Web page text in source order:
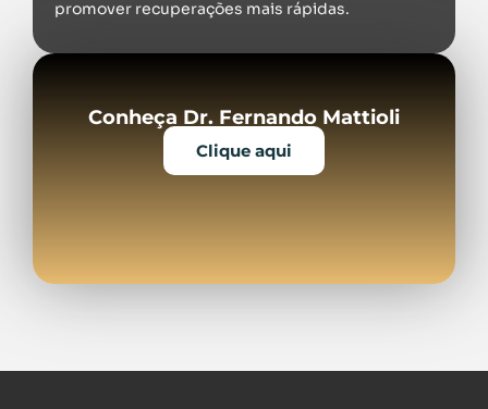
promover recuperações mais rápidas.
Conheça Dr. Fernando Mattioli
Clique aqui